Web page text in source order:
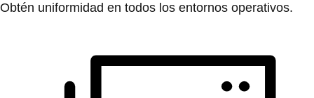
Obtén uniformidad en todos los entornos operativos.